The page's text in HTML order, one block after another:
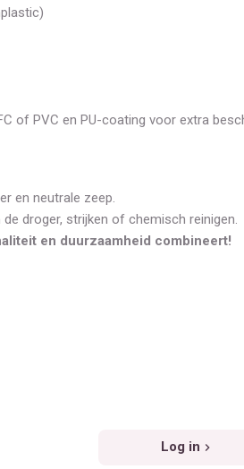
of PVC en PU-coating voor extra
en neutrale zeep.
droger, strijken of chemisch reinigen.
en duurzaamheid combineert!
Log in